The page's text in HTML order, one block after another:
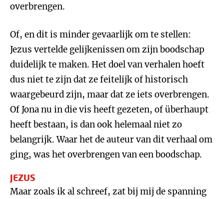
overbrengen.
Of, en dit is minder gevaarlijk om te stellen:
Jezus vertelde gelijkenissen om zijn boodschap
duidelijk te maken. Het doel van verhalen hoeft
dus niet te zijn dat ze feitelijk of historisch
waargebeurd zijn, maar dat ze iets overbrengen.
Of Jona nu in die vis heeft gezeten, of überhaupt
heeft bestaan, is dan ook helemaal niet zo
belangrijk. Waar het de auteur van dit verhaal om
ging, was het overbrengen van een boodschap.
JEZUS
Maar zoals ik al schreef, zat bij mij de spanning